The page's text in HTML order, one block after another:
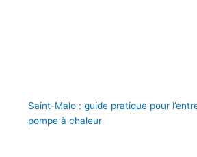
Saint-Malo : guide pratique pour
pompe à chaleur